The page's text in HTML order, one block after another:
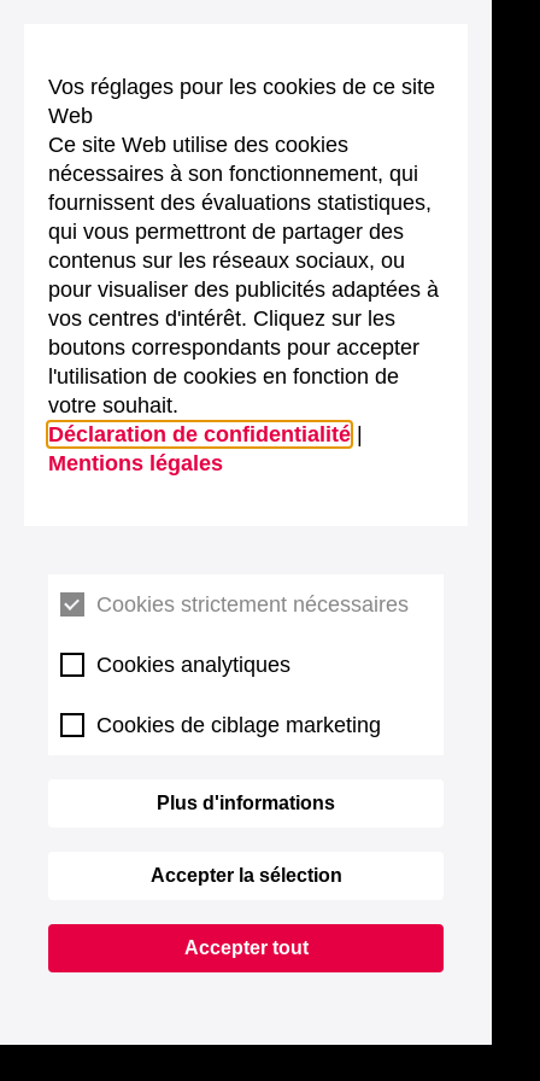
Vos réglages pour les cookies de ce site
Web
Ce site Web utilise des cookies
nécessaires à son fonctionnement, qui
fournissent des évaluations statistiques,
qui vous permettront de partager des
contenus sur les réseaux sociaux, ou
pour visualiser des publicités adaptées à
vos centres d'intérêt. Cliquez sur les
boutons correspondants pour accepter
l'utilisation de cookies en fonction de
votre souhait.
Déclaration de confidentialité
Mentions légales
Cookies strictement nécessaires
Cookies analytiques
Cookies de ciblage marketing
Plus d'informations
Accepter la sélection
Accepter tout